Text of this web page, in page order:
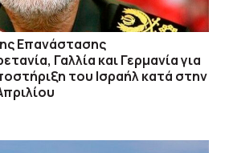
Επανάστασης
Γαλλία και Γερμανία για
του Ισραήλ κατά στην